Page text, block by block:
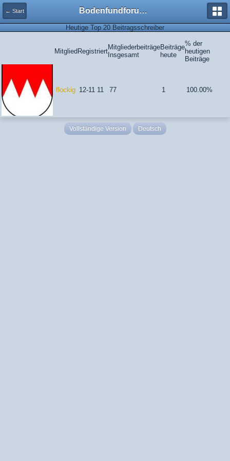
← Start Bodenfundforum.com
Heutige Top 20 Beitragsschreiber
Mitglied Registriert
Mitgliederbeiträge
Insgesamt
Beiträge
heute
% der
heutigen
Beiträge
flockig 12-11 11 77 1 100.00%
Vollständige Version Deutsch